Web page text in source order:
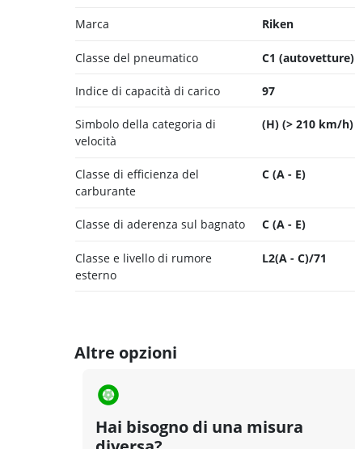
Marca Riken
Classe del pneumatico C1 (autovetture)
Indice di capacità di carico 97
Simbolo della categoria di
velocità
(H) (> 210 km/h)
Classe di efficienza del
carburante
C (A - E)
Classe di aderenza sul bagnato C (A - E)
Classe e livello di rumore
esterno
L2(A - C)/71
Altre opzioni
Hai bisogno di una misura